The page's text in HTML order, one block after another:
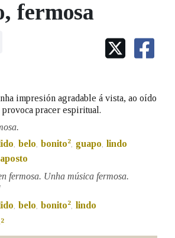
MARCIAL DEL ADALID
CASA-MUSEO EMILIA PARDO
FIGURAS HOMENAXEADAS
, fermosa
impresión agradable á vista, ao oído
provoca pracer espiritual.
belo bonito2 guapo lindo
aposto
fermosa. Unha música fermosa.
, belo, bonito2, lindo
2